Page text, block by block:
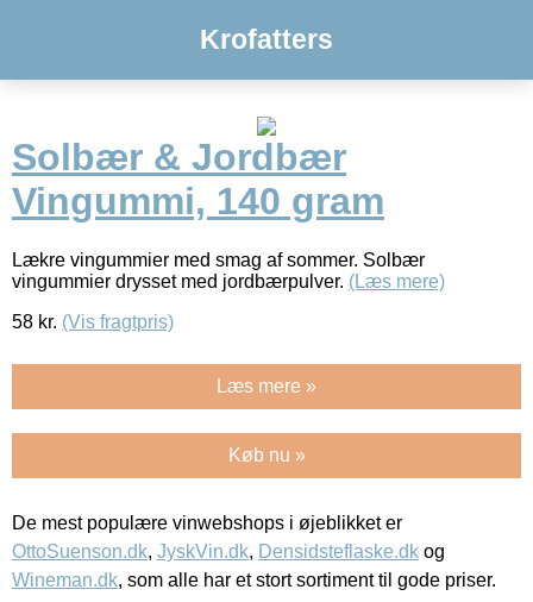
Krofatters
Solbær & Jordbær
Vingummi, 140 gram
Lækre vingummier med smag af sommer. Solbær
vingummier drysset med jordbærpulver. (Læs mere)
58 kr. (Vis fragtpris)
Læs mere »
Køb nu »
De mest populære vinwebshops i øjeblikket er
OttoSuenson.dk, JyskVin.dk, Densidsteflaske.dk og
Wineman.dk, som alle har et stort sortiment til gode priser.